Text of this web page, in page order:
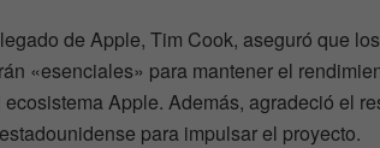
de Apple, Tim Cook, aseguró que
«esenciales» para mantener el
Apple. Además, agradeció el
para impulsar el proyecto.